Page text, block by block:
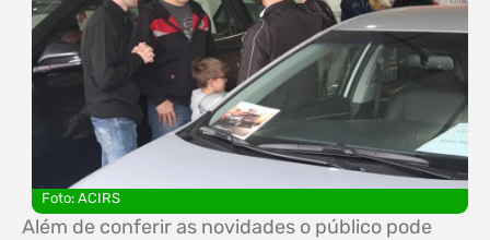
Foto: ACIRS
Além de conferir as novidades o público pode